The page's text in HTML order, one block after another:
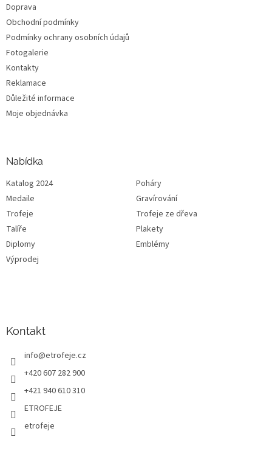
Doprava
Obchodní podmínky
Podmínky ochrany osobních údajů
Fotogalerie
Kontakty
Reklamace
Důležité informace
Moje objednávka
Nabídka
Katalog 2024
Poháry
Medaile
Gravírování
Trofeje
Trofeje ze dřeva
Talíře
Plakety
Diplomy
Emblémy
Výprodej
Kontakt
info@etrofeje.cz
+420 607 282 900
+421 940 610 310
ETROFEJE
etrofeje